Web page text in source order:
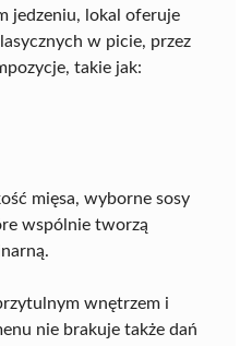
jedzeniu, lokal oferuje
w picie, przez
takie jak:
mięsa, wyborne sosy
wspólnie tworzą
wnętrzem i
nie brakuje także dań